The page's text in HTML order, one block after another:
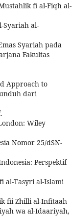
fi al-Fiqh al-
Syariah al-
Syariah pada
Fakultas
Approach to
dari
Wiley
Nomor 25/dSN-
Perspektif
al-Tasyri al-Islami
fii Zhilli al-Infitaah
wa al-Idaariyah,